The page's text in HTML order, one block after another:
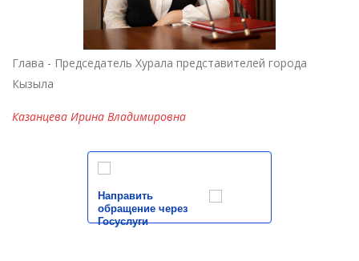
Глава - Председатель Хурала представителей города
Кызыла
Казанцева Ирина Владимировна
Направить
обращение через
Госуслуги